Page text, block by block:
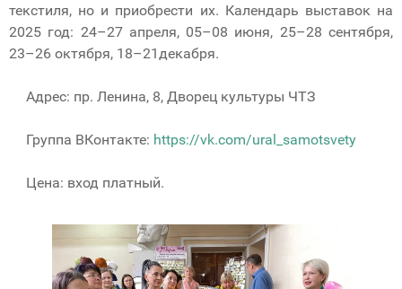
текстиля, но и приобрести их. Календарь выставок на
2025 год: 24–27 апреля, 05–08 июня, 25–28 сентября,
23–26 октября, 18–21декабря.
Адрес: пр. Ленина, 8, Дворец культуры ЧТЗ
Группа ВКонтакте: https://vk.com/ural_samotsvety
Цена: вход платный.